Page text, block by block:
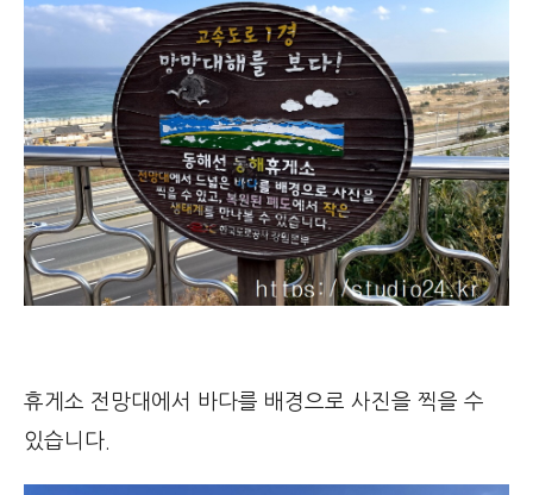
휴게소 전망대에서 바다를 배경으로 사진을 찍을 수
있습니다.